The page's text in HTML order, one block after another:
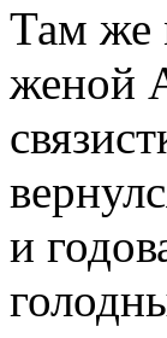
Там же
женой
и